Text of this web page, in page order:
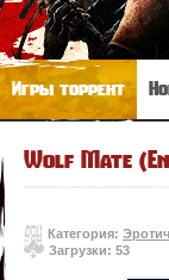
Игры торрент
Wolf Mate
Категория:
Загрузки: 53